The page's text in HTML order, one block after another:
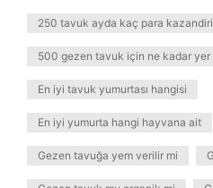
250 tavuk ayda kaç para
500 gezen tavuk için ne kadar yer
En iyi tavuk yumurtası hangisi
En iyi yumurta hangi hayvana ait
Gezen tavuğa yem verilir mi